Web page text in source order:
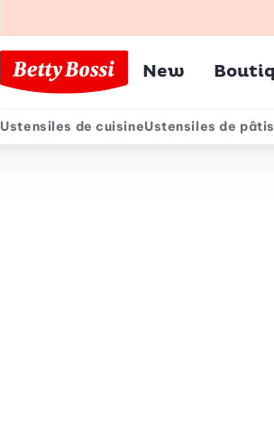
Menu
New
Menu secondaire
Ustensiles de cuisineUstensiles de